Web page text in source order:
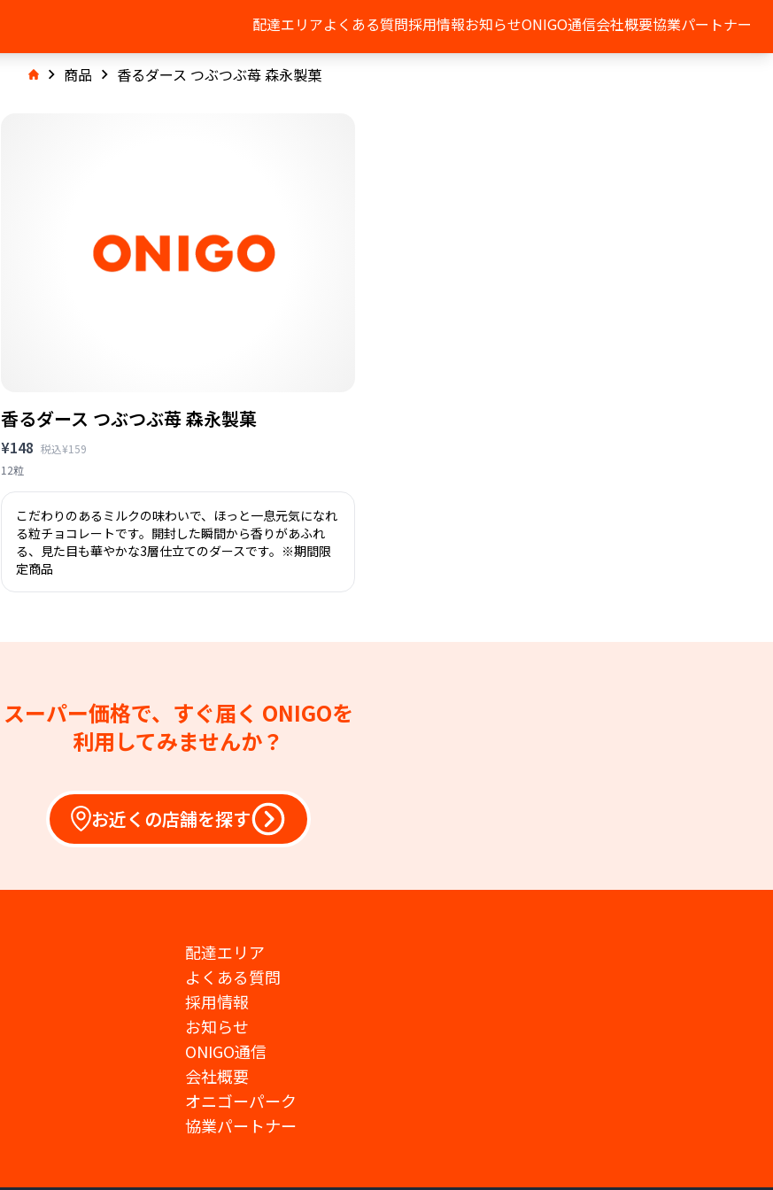
配達エリアよくある質問採用情報お知らせONIGO通信会社概要協業パートナー
商品 香るダース つぶつぶ苺 森永製菓
香るダース つぶつぶ苺 森永製菓
¥148 税込¥159
12粒
こだわりのあるミルクの味わいで、ほっと一息元気になれ
る粒チョコレートです。開封した瞬間から香りがあふれ
る、見た目も華やかな3層仕立てのダースです。※期間限
定商品
スーパー価格で、すぐ届く ONIGOを
利用してみませんか？
お近くの店舗を探す
配達エリア
よくある質問
採用情報
お知らせ
ONIGO通信
会社概要
オニゴーパーク
協業パートナー